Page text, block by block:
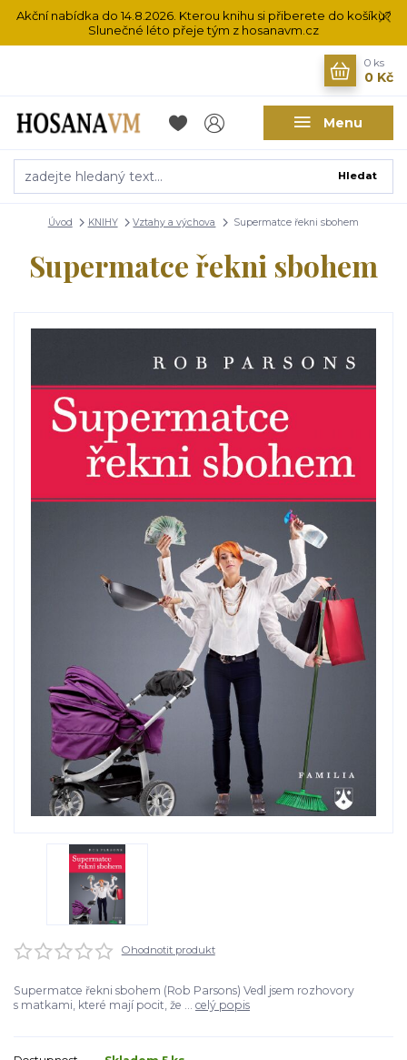
Akční nabídka do 14.8.2026. Kterou knihu si přiberete do košíku?
Slunečné léto přeje tým z hosanavm.cz
Menu
Hledat
0 ks
0 Kč
Úvod KNIHY Vztahy a výchova Supermatce řekni sbohem
Supermatce řekni sbohem
Ohodnotit produkt
Supermatce řekni sbohem (Rob Parsons) Vedl jsem rozhovory
s matkami, které mají pocit, že ... celý popis